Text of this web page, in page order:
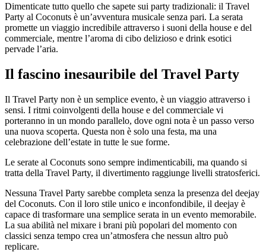
Dimenticate tutto quello che sapete sui party tradizionali: il Travel
Party al Coconuts è un’avventura musicale senza pari. La serata
promette un viaggio incredibile attraverso i suoni della house e del
commerciale, mentre l’aroma di cibo delizioso e drink esotici
pervade l’aria.
Il fascino inesauribile del Travel Party
Il Travel Party non è un semplice evento, è un viaggio attraverso i
sensi. I ritmi coinvolgenti della house e del commerciale vi
porteranno in un mondo parallelo, dove ogni nota è un passo verso
una nuova scoperta. Questa non è solo una festa, ma una
celebrazione dell’estate in tutte le sue forme.
Le serate al Coconuts sono sempre indimenticabili, ma quando si
tratta della Travel Party, il divertimento raggiunge livelli stratosferici.
Nessuna Travel Party sarebbe completa senza la presenza del deejay
del Coconuts. Con il loro stile unico e inconfondibile, il deejay è
capace di trasformare una semplice serata in un evento memorabile.
La sua abilità nel mixare i brani più popolari del momento con
classici senza tempo crea un’atmosfera che nessun altro può
replicare.